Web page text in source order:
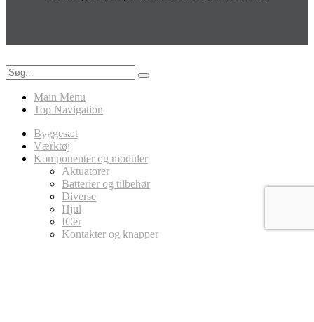
Main Menu
Top Navigation
Byggesæt
Værktøj
Komponenter og moduler
Aktuatorer
Batterier og tilbehør
Diverse
Hjul
ICer
Kontakter og knapper